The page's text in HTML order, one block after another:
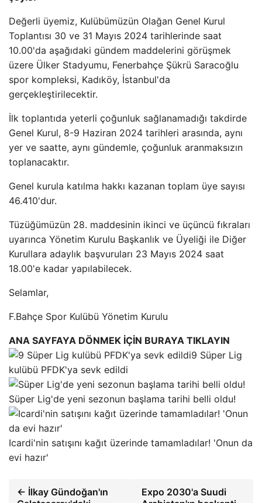
Değerli üyemiz, Kulübümüzün Olağan Genel Kurul
Toplantısı 30 ve 31 Mayıs 2024 tarihlerinde saat
10.00'da aşağıdaki gündem maddelerini görüşmek
üzere Ülker Stadyumu, Fenerbahçe Şükrü Saracoğlu
spor kompleksi, Kadıköy, İstanbul'da
gerçekleştirilecektir.
İlk toplantıda yeterli çoğunluk sağlanamadığı takdirde
Genel Kurul, 8-9 Haziran 2024 tarihleri ​​arasında, aynı
yer ve saatte, aynı gündemle, çoğunluk aranmaksızın
toplanacaktır.
Genel kurula katılma hakkı kazanan toplam üye sayısı
46.410'dur.
Tüzüğümüzün 28. maddesinin ikinci ve üçüncü fıkraları
uyarınca Yönetim Kurulu Başkanlık ve Üyeliği ile Diğer
Kurullara adaylık başvuruları 23 Mayıs 2024 saat
18.00'e kadar yapılabilecek.
Selamlar,
F.Bahçe Spor Kulübü Yönetim Kurulu
ANA SAYFAYA DÖNMEK İÇİN BURAYA TIKLAYIN
9 Süper Lig
kulübü PFDK'ya sevk edildi
Süper Lig'de yeni sezonun başlama tarihi belli oldu!
Icardi'nin satışını kağıt üzerinde tamamladılar! 'Onun da
evi hazır'
← İlkay Gündoğan'ın
Expo 2030'a Suudi